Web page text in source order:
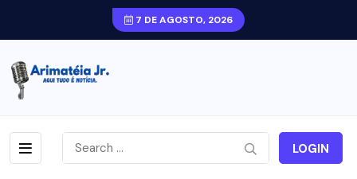
7 DE AGOSTO, 2026
LOGIN